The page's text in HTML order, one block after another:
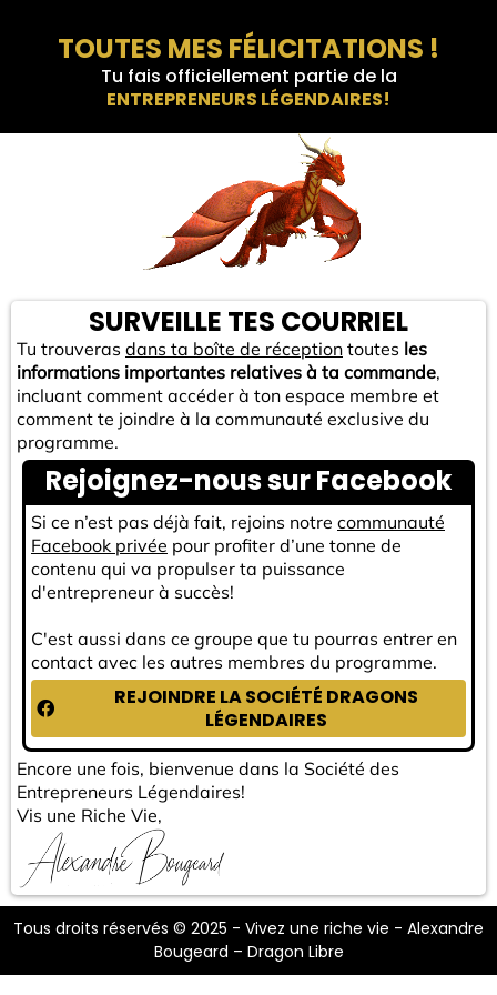
TOUTES MES FÉLICITATIONS !
Tu fais officiellement partie de la
ENTREPRENEURS LÉGENDAIRES!
SURVEILLE TES COURRIEL
Tu trouveras dans ta boîte de réception toutes les
informations importantes relatives à ta commande,
incluant comment accéder à ton espace membre et
comment te joindre à la communauté exclusive du
programme.
Rejoignez-nous sur Facebook
Si ce n’est pas déjà fait, rejoins notre communauté
Facebook privée pour profiter d’une tonne de
contenu qui va propulser ta puissance
d'entrepreneur à succès!
C'est aussi dans ce groupe que tu pourras entrer en
contact avec les autres membres du programme.
REJOINDRE LA SOCIÉTÉ DRAGONS
LÉGENDAIRES
Encore une fois, bienvenue dans la Société des
Entrepreneurs Légendaires!
Vis une Riche Vie,
Tous droits réservés © 2025 - Vivez une riche vie - Alexandre
Bougeard – Dragon Libre